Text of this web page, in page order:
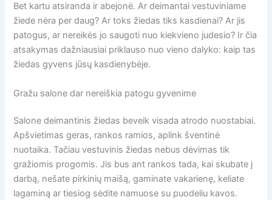
Bet kartu atsiranda ir abejonė. Ar deimantai vestuviniame
žiede nėra per daug? Ar toks žiedas tiks kasdienai? Ar jis
patogus, ar nereikės jo saugoti nuo kiekvieno judesio? Ir čia
atsakymas dažniausiai priklauso nuo vieno dalyko: kaip tas
žiedas gyvens jūsų kasdienybėje.
Gražu salone dar nereiškia patogu gyvenime
Salone deimantinis žiedas beveik visada atrodo nuostabiai.
Apšvietimas geras, rankos ramios, aplink šventinė
nuotaika. Tačiau vestuvinis žiedas nebus dėvimas tik
gražiomis progomis. Jis bus ant rankos tada, kai skubate į
darbą, nešate pirkinių maišą, gaminate vakarienę, keliate
lagaminą ar tiesiog sėdite namuose su puodeliu kavos.